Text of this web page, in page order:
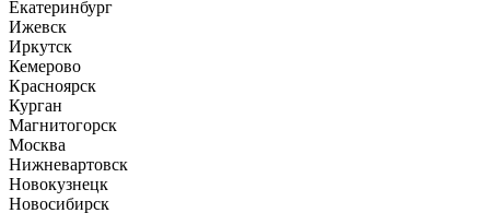
Екатеринбург
Ижевск
Иркутск
Кемерово
Красноярск
Курган
Магнитогорск
Москва
Нижневартовск
Новокузнецк
Новосибирск